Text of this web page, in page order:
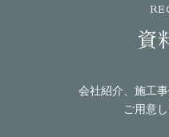
資
会社紹介、施工
ご用意